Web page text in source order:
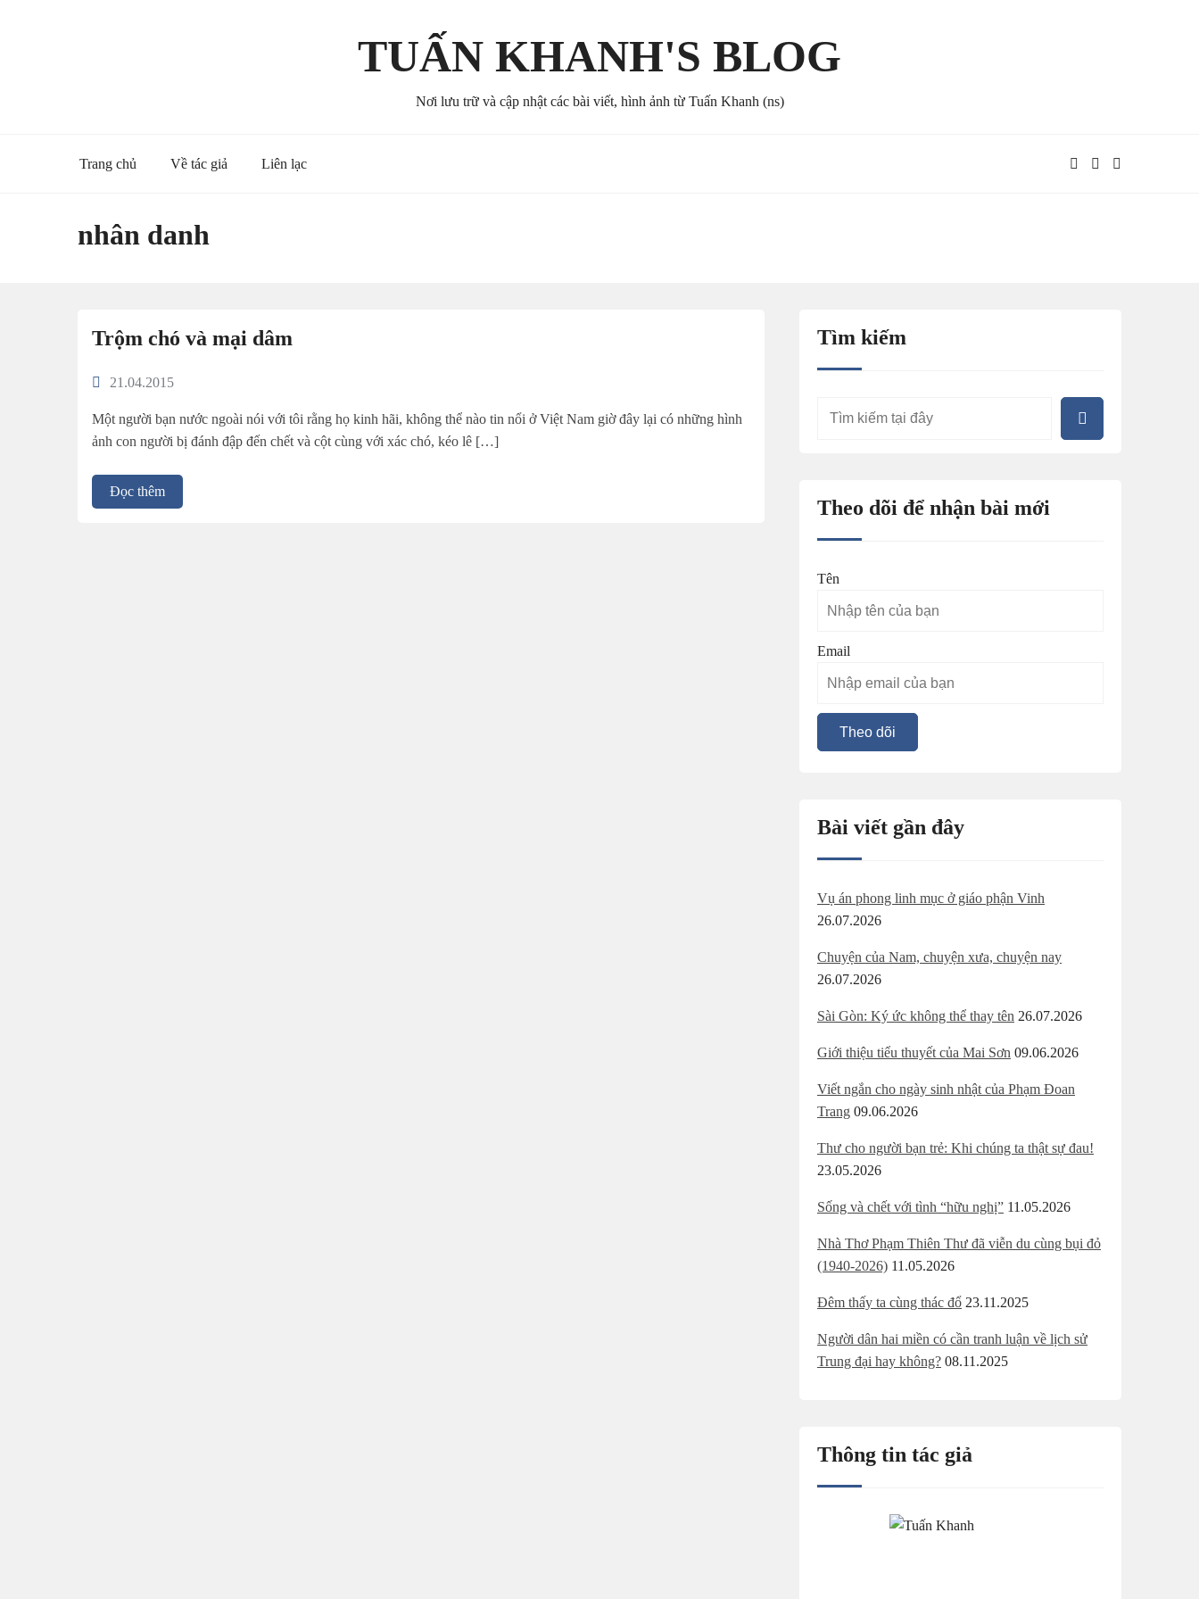
TUẤN KHANH'S BLOG
Nơi lưu trữ và cập nhật các bài viết, hình ảnh từ Tuấn Khanh (ns)
Trang chủ Về tác giả Liên lạc
nhân danh
Trộm chó và mại dâm
21.04.2015
Một người bạn nước ngoài nói với tôi rằng họ kinh hãi, không thể nào tin nổi ở Việt Nam giờ đây lại có những hình
ảnh con người bị đánh đập đến chết và cột cùng với xác chó, kéo lê […]
Đọc thêm
Tìm kiếm
Theo dõi để nhận bài mới
Tên
Email
Bài viết gần đây
Vụ án phong linh mục ở giáo phận Vinh
26.07.2026
Chuyện của Nam, chuyện xưa, chuyện nay
26.07.2026
Sài Gòn: Ký ức không thể thay tên 26.07.2026
Giới thiệu tiểu thuyết của Mai Sơn 09.06.2026
Viết ngắn cho ngày sinh nhật của Phạm Đoan
Trang 09.06.2026
Thư cho người bạn trẻ: Khi chúng ta thật sự đau!
23.05.2026
Sống và chết với tình “hữu nghị” 11.05.2026
Nhà Thơ Phạm Thiên Thư đã viễn du cùng bụi đỏ
(1940-2026) 11.05.2026
Đêm thấy ta cùng thác đổ 23.11.2025
Người dân hai miền có cần tranh luận về lịch sử
Trung đại hay không? 08.11.2025
Thông tin tác giả